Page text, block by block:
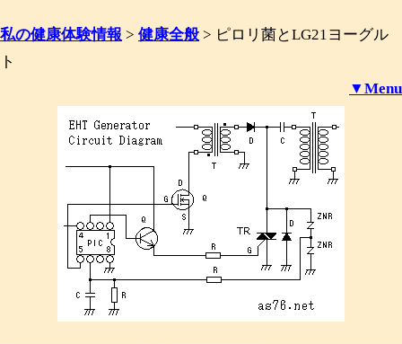
私の健康体験情報 > 健康全般 > ピロリ菌とLG21ヨーグル
ト
▼Menu